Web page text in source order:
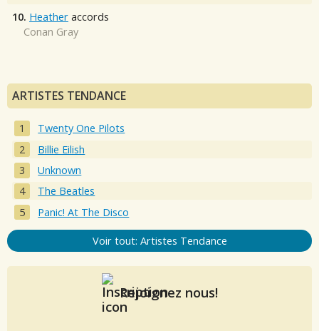
10. Heather accords
Conan Gray
ARTISTES TENDANCE
Twenty One Pilots
Billie Eilish
Unknown
The Beatles
Panic! At The Disco
Voir tout: Artistes Tendance
Rejoignez nous!